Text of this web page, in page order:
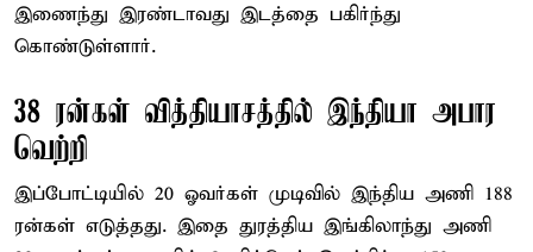
இணைந்து இரண்டாவது இடத்தை பகிர்ந்து
கொண்டுள்ளார்.
38 ரன்கள் வித்தியாசத்தில் இந்தியா அபார
வெற்றி
இப்போட்டியில் 20 ஓவர்கள் முடிவில் இந்திய அணி 188
ரன்கள் எடுத்தது. இதை துரத்திய இங்கிலாந்து அணி